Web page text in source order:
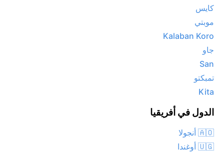
كايس
موبتي
Kalaban Koro
جاو
San
تمبكتو
Kita
الدول في أفريقيا
🇦🇴 أنجولا
🇺🇬 أوغندا